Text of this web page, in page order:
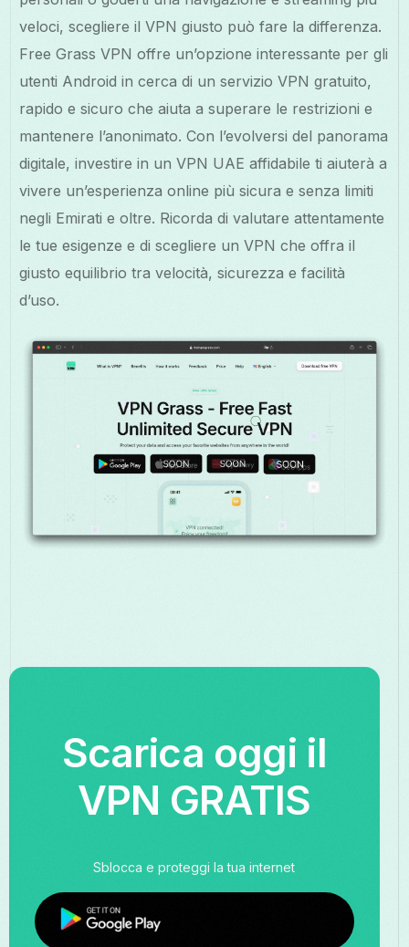
veloci, scegliere il VPN giusto può fare la differenza.
Free Grass VPN offre un’opzione interessante per gli
utenti Android in cerca di un servizio VPN gratuito,
rapido e sicuro che aiuta a superare le restrizioni e
mantenere l’anonimato. Con l’evolversi del panorama
digitale, investire in un VPN UAE affidabile ti aiuterà a
vivere un’esperienza online più sicura e senza limiti
negli Emirati e oltre. Ricorda di valutare attentamente
le tue esigenze e di scegliere un VPN che offra il
giusto equilibrio tra velocità, sicurezza e facilità
d’uso.
Scarica oggi il
VPN GRATIS
Sblocca e proteggi la tua internet